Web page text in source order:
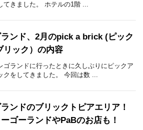
てきました。 ホテルの1階 ...
ランド、2月のpick a brick (ピック
リック）の内容
ゴランドに行ったときに久しぶりにピックア
クをしてきました。 今回は数 ...
ンドのブリックトピアエリア！
ゴーランドやPaBのお店も！